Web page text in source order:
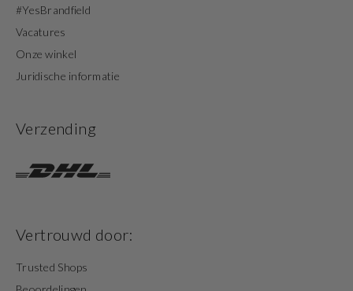
#YesBrandfield
Vacatures
Onze winkel
Juridische informatie
Verzending
Vertrouwd door:
Trusted Shops